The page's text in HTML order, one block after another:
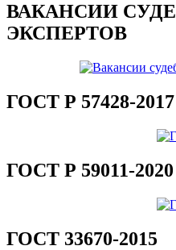
ВАКАНСИИ
ЭКСПЕРТОВ
ГОСТ Р 57428-2017
ГОСТ Р 59011-2020
ГОСТ 33670-2015